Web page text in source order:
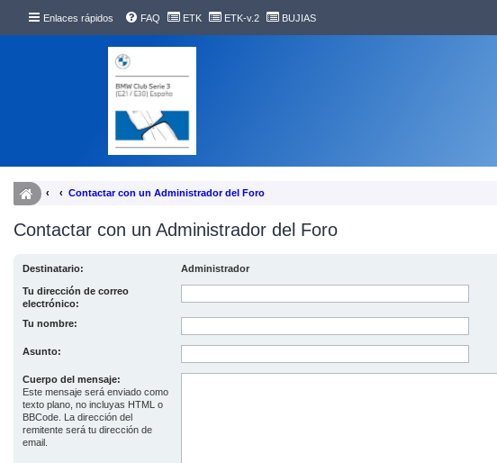
Enlaces rápidos FAQ ETK ETK-v.2 BUJIAS
Contactar con un Administrador del Foro
Contactar con un Administrador del Foro
Destinatario: Administrador
Tu dirección de correo
electrónico:
Tu nombre:
Asunto:
Cuerpo del mensaje:
Este mensaje será enviado como
texto plano, no incluyas HTML o
BBCode. La dirección del
remitente será tu dirección de
email.